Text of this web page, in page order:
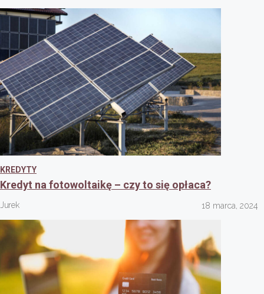
KREDYTY
Kredyt na fotowoltaikę – czy to się opłaca?
Jurek 18 marca, 2024